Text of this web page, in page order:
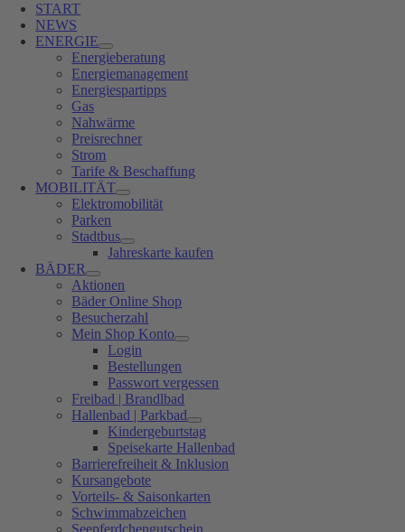
START
NEWS
ENERGIE
Energieberatung
Energiemanagement
Energiespartipps
Gas
Nahwärme
Preisrechner
Strom
Tarife & Beschaffung
MOBILITÄT
Elektromobilität
Parken
Stadtbus
Jahreskarte kaufen
BÄDER
Aktionen
Bäder Online Shop
Besucherzahl
Mein Shop Konto
Login
Bestellungen
Passwort vergessen
Freibad | Brandlbad
Hallenbad | Parkbad
Kindergeburtstag
Speisekarte Hallenbad
Barrierefreiheit & Inklusion
Kursangebote
Vorteils- & Saisonkarten
Schwimmabzeichen
Seepferdchengutschein